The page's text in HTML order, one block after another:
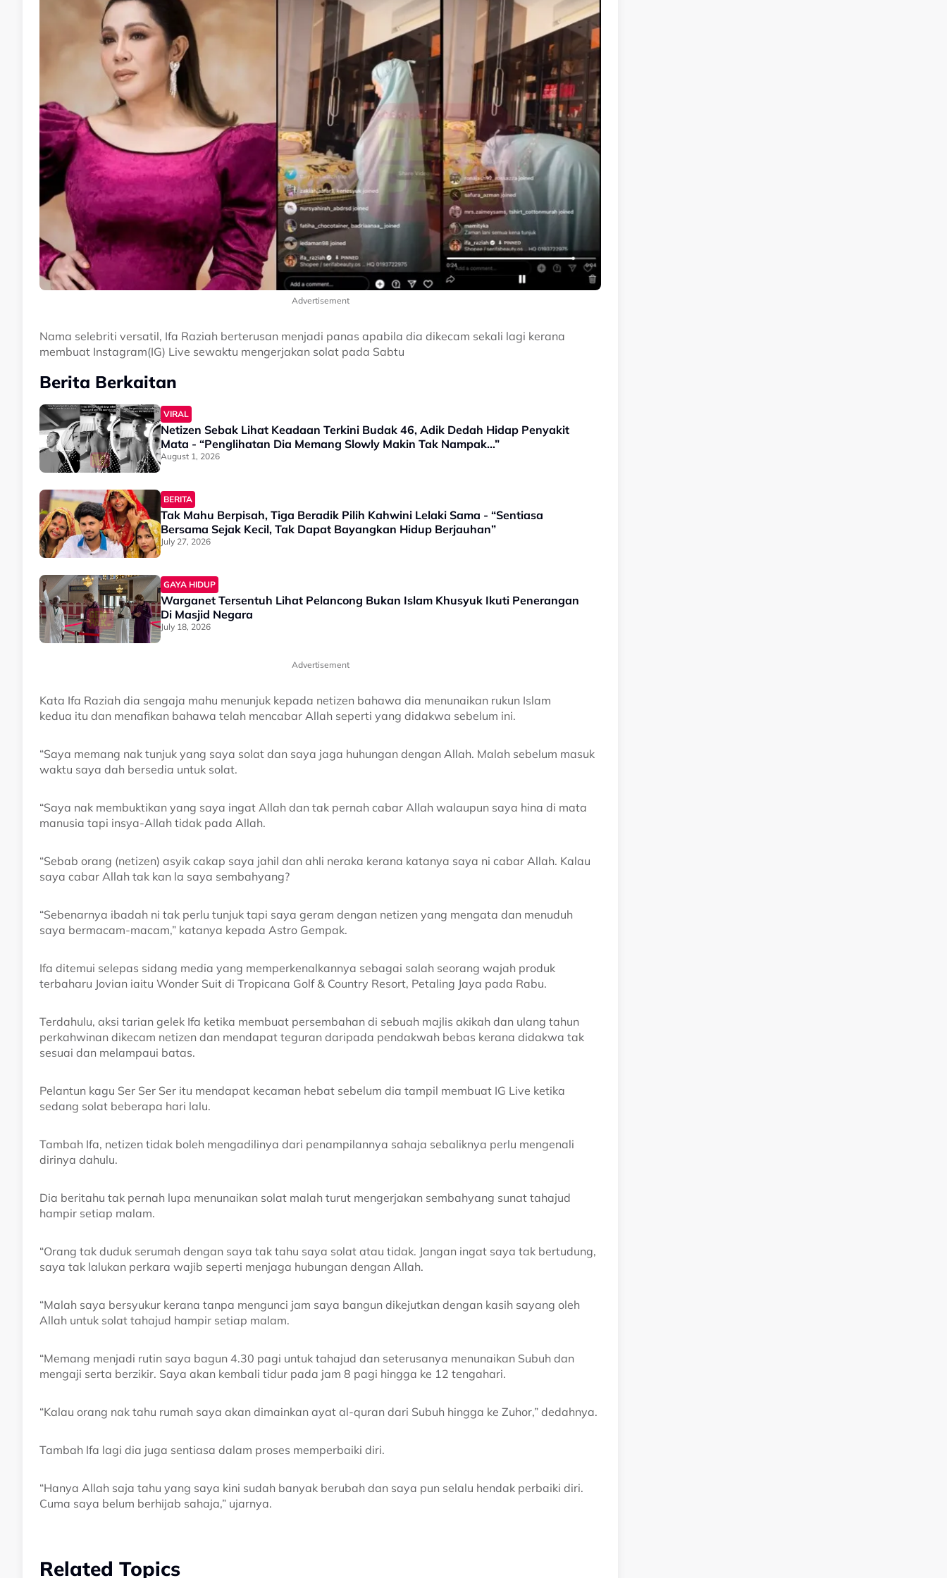
Advertisement
Nama selebriti versatil, Ifa Raziah berterusan menjadi panas apabila dia dikecam sekali lagi kerana
membuat Instagram(IG) Live sewaktu mengerjakan solat pada Sabtu
Berita Berkaitan
VIRAL
Netizen Sebak Lihat Keadaan Terkini Budak 46, Adik Dedah Hidap Penyakit
Mata - “Penglihatan Dia Memang Slowly Makin Tak Nampak…”
August 1, 2026
BERITA
Tak Mahu Berpisah, Tiga Beradik Pilih Kahwini Lelaki Sama - “Sentiasa
Bersama Sejak Kecil, Tak Dapat Bayangkan Hidup Berjauhan”
July 27, 2026
GAYA HIDUP
Warganet Tersentuh Lihat Pelancong Bukan Islam Khusyuk Ikuti Penerangan
Di Masjid Negara
July 18, 2026
Advertisement
Kata Ifa Raziah dia sengaja mahu menunjuk kepada netizen bahawa dia menunaikan rukun Islam
kedua itu dan menafikan bahawa telah mencabar Allah seperti yang didakwa sebelum ini.
“Saya memang nak tunjuk yang saya solat dan saya jaga huhungan dengan Allah. Malah sebelum masuk
waktu saya dah bersedia untuk solat.
“Saya nak membuktikan yang saya ingat Allah dan tak pernah cabar Allah walaupun saya hina di mata
manusia tapi insya-Allah tidak pada Allah.
“Sebab orang (netizen) asyik cakap saya jahil dan ahli neraka kerana katanya saya ni cabar Allah. Kalau
saya cabar Allah tak kan la saya sembahyang?
“Sebenarnya ibadah ni tak perlu tunjuk tapi saya geram dengan netizen yang mengata dan menuduh
saya bermacam-macam,” katanya kepada Astro Gempak.
Ifa ditemui selepas sidang media yang memperkenalkannya sebagai salah seorang wajah produk
terbaharu Jovian iaitu Wonder Suit di Tropicana Golf & Country Resort, Petaling Jaya pada Rabu.
Terdahulu, aksi tarian gelek Ifa ketika membuat persembahan di sebuah majlis akikah dan ulang tahun
perkahwinan dikecam netizen dan mendapat teguran daripada pendakwah bebas kerana didakwa tak
sesuai dan melampaui batas.
Pelantun kagu Ser Ser Ser itu mendapat kecaman hebat sebelum dia tampil membuat IG Live ketika
sedang solat beberapa hari lalu.
Tambah Ifa, netizen tidak boleh mengadilinya dari penampilannya sahaja sebaliknya perlu mengenali
dirinya dahulu.
Dia beritahu tak pernah lupa menunaikan solat malah turut mengerjakan sembahyang sunat tahajud
hampir setiap malam.
“Orang tak duduk serumah dengan saya tak tahu saya solat atau tidak. Jangan ingat saya tak bertudung,
saya tak lalukan perkara wajib seperti menjaga hubungan dengan Allah.
“Malah saya bersyukur kerana tanpa mengunci jam saya bangun dikejutkan dengan kasih sayang oleh
Allah untuk solat tahajud hampir setiap malam.
“Memang menjadi rutin saya bagun 4.30 pagi untuk tahajud dan seterusanya menunaikan Subuh dan
mengaji serta berzikir. Saya akan kembali tidur pada jam 8 pagi hingga ke 12 tengahari.
“Kalau orang nak tahu rumah saya akan dimainkan ayat al-quran dari Subuh hingga ke Zuhor,” dedahnya.
Tambah Ifa lagi dia juga sentiasa dalam proses memperbaiki diri.
“Hanya Allah saja tahu yang saya kini sudah banyak berubah dan saya pun selalu hendak perbaiki diri.
Cuma saya belum berhijab sahaja,” ujarnya.
Related Topics